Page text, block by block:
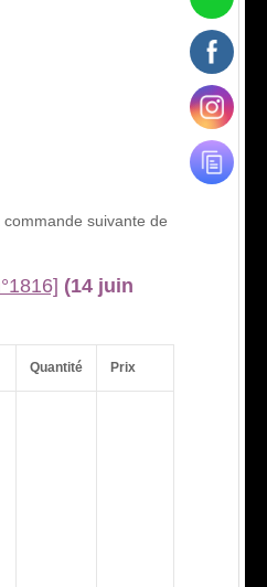
suivante de
(14 juin
Quantité Prix